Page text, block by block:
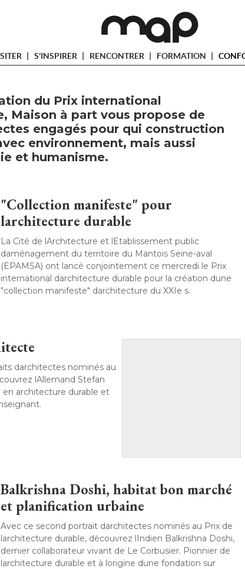
S'INSPIRER RENCONTRER FORMATION
du Prix international
Maison à part vous propose de
engagés pour qui construction
environnement, mais aussi
et humanisme.
"Collection manifeste" pour
larchitecture durable
La Cité de lArchitecture et lEtablissement public
daménagement du territoire du Mantois Seine-aval
(EPAMSA) ont lancé conjointement ce mercredi le Prix
international darchitecture durable pour la création dune
"collection manifeste" darchitecture du XXIe s.
darchitectes nominés au
lAllemand Stefan
en architecture durable et
Balkrishna Doshi, habitat bon marché
et planification urbaine
Avec ce second portrait darchitectes nominés au Prix de
larchitecture durable, découvrez lIndien Balkrishna Doshi,
dernier collaborateur vivant de Le Corbusier. Pionnier de
larchitecture durable et à lorigine dune fondation sur